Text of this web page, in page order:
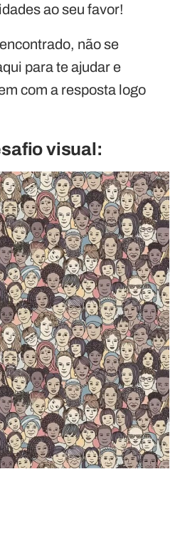
ao seu favor!
não se
para te ajudar e
com a resposta logo
visual: